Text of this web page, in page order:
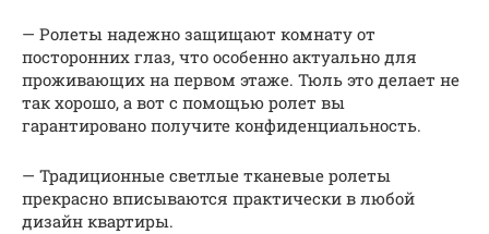
— Ролеты надежно защищают комнату от
посторонних глаз, что особенно актуально для
проживающих на первом этаже. Тюль это делает не
так хорошо, а вот с помощью ролет вы
гарантировано получите конфиденциальность.
— Традиционные светлые тканевые ролеты
прекрасно вписываются практически в любой
дизайн квартиры.